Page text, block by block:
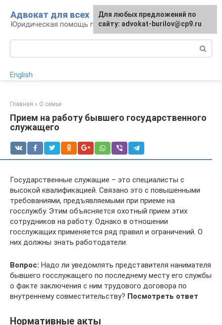
контенту
Адвокат для всех
Юридическая помощь по любому вопросу
English
Главная » О семье
Прием на работу бывшего государственного
служащего
Государственные служащие – это специалисты с
высокой квалификацией. Связано это с повышенными
требованиями, предъявляемыми при приеме на
госслужбу. Этим объясняется охотный прием этих
сотрудников на работу. Однако в отношении
госслужащих применяется ряд правил и ограничений. О
них должны знать работодатели.
Вопрос: Надо ли уведомлять представителя нанимателя
бывшего госслужащего по последнему месту его службы
о факте заключения с ним трудового договора по
внутреннему совместительству? Посмотреть ответ
Нормативные акты
Для любых предложений по
сайту: advokat-burilov@cp9.ru